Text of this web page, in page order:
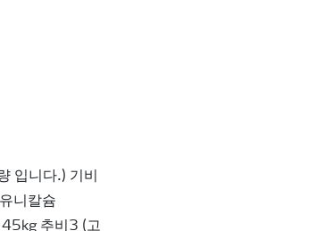
입니다.) 기비
니칼슘
추비3 (고